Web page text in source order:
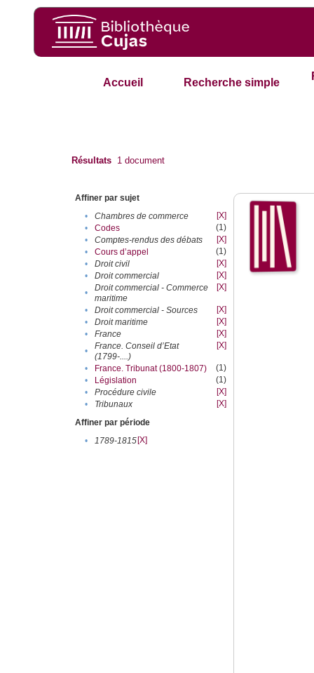
Accueil Recherche simple
Résultats 1 document
Affiner par sujet
•
Chambres de commerce
[X]
•
Codes
(1)
•
Comptes-rendus des débats
[X]
•
Cours d’appel
(1)
•
Droit civil
[X]
•
Droit commercial
[X]
•
Droit commercial - Commerce
maritime
[X]
• Droit commercial - Sources
[X]
•
Droit maritime
[X]
•
France
[X]
•
France. Conseil d’Etat
(1799-....)
[X]
• France. Tribunat (1800-1807)
(1)
•
Législation
(1)
•
Procédure civile
[X]
•
Tribunaux
[X]
Affiner par période
•
1789-1815[X]